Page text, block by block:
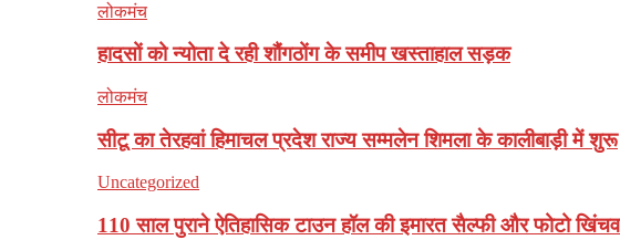
लोकमंच
हादसों को न्योता दे रही शौंगठोंग के समीप खस्ताहाल सड़क
लोकमंच
सीटू का तेरहवां हिमाचल प्रदेश राज्य सम्मलेन शिमला के कालीबाड़ी में शुरू
Uncategorized
110 साल पुराने ऐतिहासिक टाउन हॉल की इमारत सैल्फी और फोटो